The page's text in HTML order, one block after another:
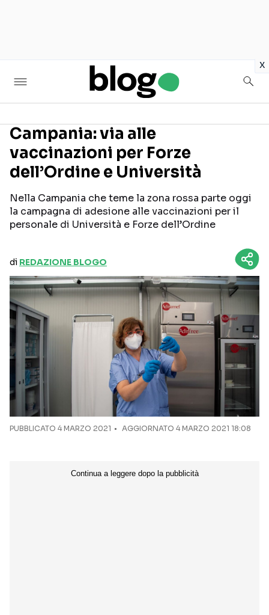
x
Seguici sui social
Campania: via alle
vaccinazioni per Forze
dell’Ordine e Università
Nella Campania che teme la zona rossa parte oggi
la campagna di adesione alle vaccinazioni per il
personale di Università e Forze dell’Ordine
di REDAZIONE BLOGO
PUBBLICATO 4 MARZO 2021 AGGIORNATO 4 MARZO 2021 18:08